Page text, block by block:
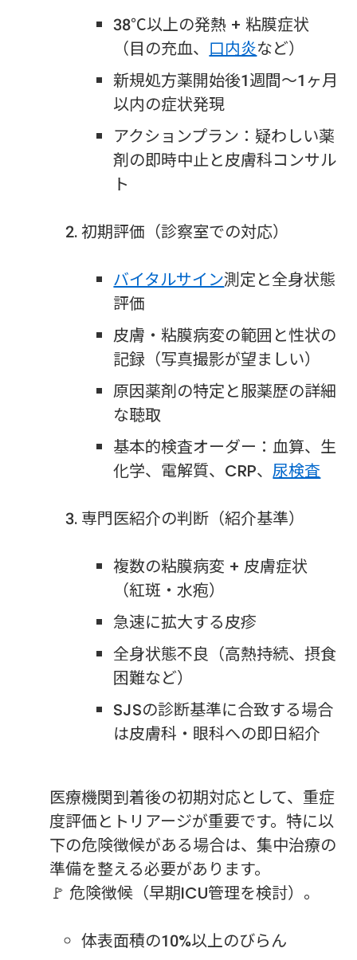
38℃以上の発熱 + 粘膜症状
（目の充血、 口内炎など）
新規処方薬開始後1週間〜1ヶ月
以内の症状発現
アクションプラン：疑わしい薬
剤の即時中止と皮膚科コンサル
ト
初期評価（診察室での対応）
バイタルサイン測定と全身状態
評価
皮膚・粘膜病変の範囲と性状の
記録（写真撮影が望ましい）
原因薬剤の特定と服薬歴の詳細
な聴取
基本的検査オーダー：血算、生
化学、電解質、CRP、尿検査
専門医紹介の判断（紹介基準）
複数の粘膜病変 + 皮膚症状
（紅斑・水疱）
急速に拡大する皮疹
全身状態不良（高熱持続、摂食
困難など）
SJSの診断基準に合致する場合
は皮膚科・眼科への即日紹介
医療機関到着後の初期対応として、重症
度評価とトリアージが重要です。特に以
下の危険徴候がある場合は、集中治療の
準備を整える必要があります。
🚩 危険徴候（早期ICU管理を検討）。
体表面積の10%以上のびらん